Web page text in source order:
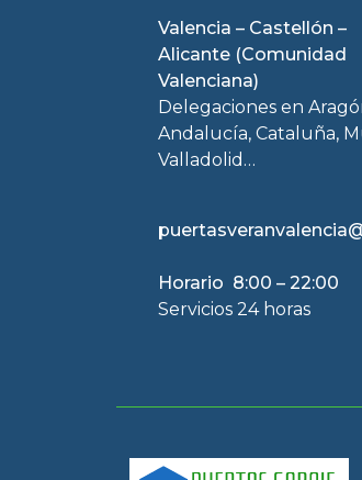
Valencia – Castellón –
Alicante (Comunidad
Valenciana)
Delegaciones en
Andalucía, Cataluña,
Valladolid…
Horario 8:00 – 22:00
Servicios 24 horas